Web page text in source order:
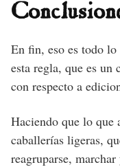
En fin, eso es todo
esta regla, que es un
con respecto a
Haciendo que lo que
caballerías ligeras,
reagruparse,